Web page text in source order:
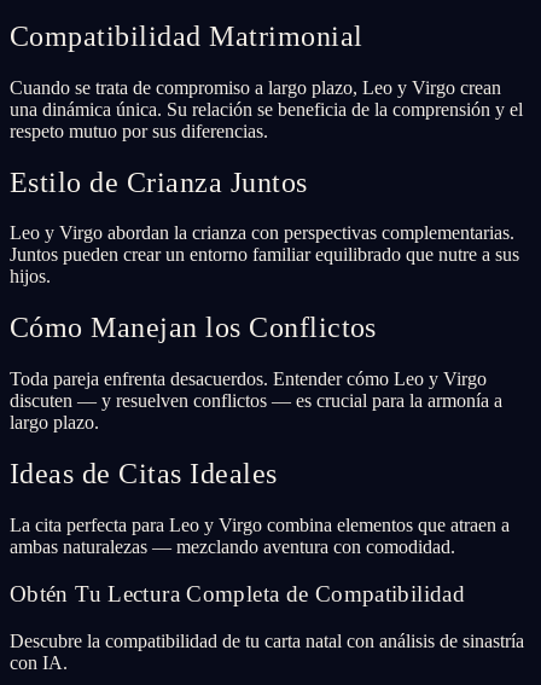
Compatibilidad Matrimonial
Cuando se trata de compromiso a largo plazo, Leo y Virgo crean
una dinámica única. Su relación se beneficia de la comprensión y el
respeto mutuo por sus diferencias.
Estilo de Crianza Juntos
Leo y Virgo abordan la crianza con perspectivas complementarias.
Juntos pueden crear un entorno familiar equilibrado que nutre a sus
hijos.
Cómo Manejan los Conflictos
Toda pareja enfrenta desacuerdos. Entender cómo Leo y Virgo
discuten — y resuelven conflictos — es crucial para la armonía a
largo plazo.
Ideas de Citas Ideales
La cita perfecta para Leo y Virgo combina elementos que atraen a
ambas naturalezas — mezclando aventura con comodidad.
Obtén Tu Lectura Completa de Compatibilidad
Descubre la compatibilidad de tu carta natal con análisis de sinastría
con IA.